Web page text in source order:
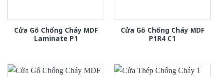
Cửa Gỗ Chống Cháy MDF
Laminate P1
Cửa Gỗ Chống Cháy MDF
P1R4 C1